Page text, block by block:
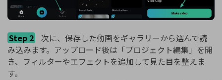
Step 2
次に、保存した動画をギャラリーから選んで読
み込みます。アップロード後は「プロジェクト編集」を開
き、フィルターやエフェクトを追加して見た目を整えま
す。